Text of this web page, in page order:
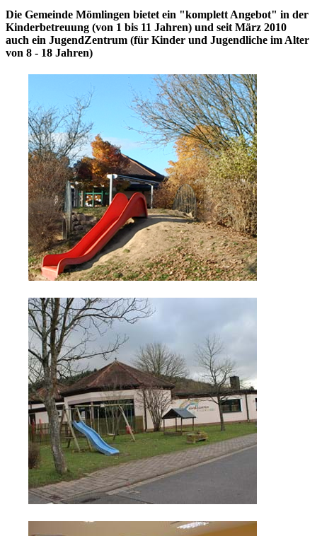
Die Gemeinde Mömlingen bietet ein "komplett Angebot" in der
Kinderbetreuung (von 1 bis 11 Jahren) und seit März 2010
auch ein JugendZentrum (für Kinder und Jugendliche im Alter
von 8 - 18 Jahren)